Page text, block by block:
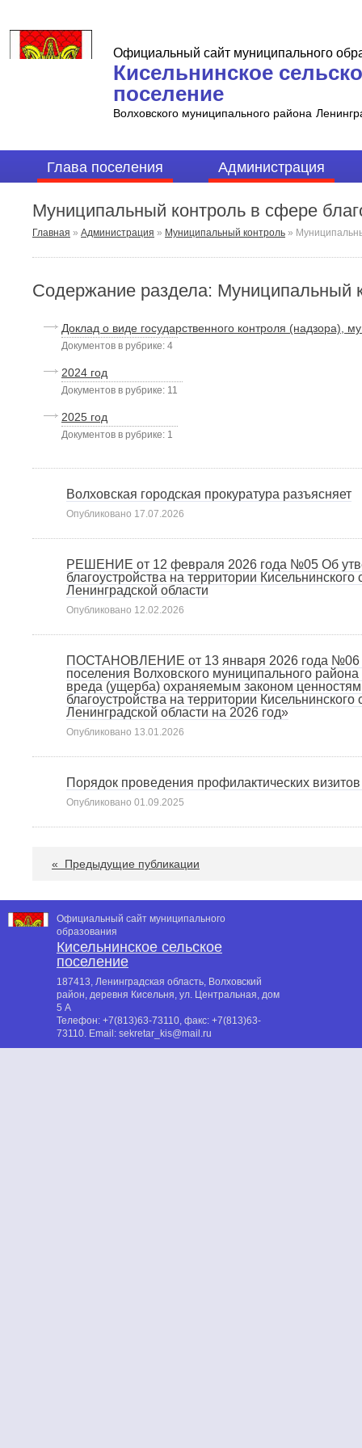
Официальный сайт муниципального
Кисельнинское
поселение
Волховского муниципального района
Глава поселения Администрация
Муниципальный контроль в сфере
Главная » Администрация » Муниципальный контроль »
Содержание раздела: Муниципальный
Доклад о виде государственного контроля (надзора),
Документов в рубрике: 4
2024 год
Документов в рубрике: 11
2025 год
Документов в рубрике: 1
Волховская городская прокуратура разъясняет
Опубликовано 17.07.2026
РЕШЕНИЕ от 12 февраля 2026 года №05 Об
благоустройства на территории
Ленинградской области
Опубликовано 12.02.2026
ПОСТАНОВЛЕНИЕ от 13 января 2026 года №06
поселения Волховского муниципального
вреда (ущерба) охраняемым законом
благоустройства на территории
Ленинградской области на 2026 год»
Опубликовано 13.01.2026
Порядок проведения профилактических
Опубликовано 01.09.2025
« Предыдущие публикации
Официальный сайт муниципального
образования
Кисельнинское сельское
поселение
187413, Ленинградская область, Волховский
район, деревня Кисельня, ул. Центральная, дом
5 А
Телефон: +7(813)63-73110, факс: +7(813)63-
73110. Email: sekretar_kis@mail.ru